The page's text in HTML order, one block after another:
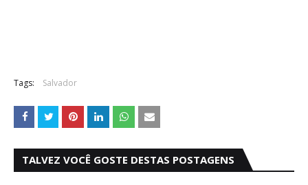
Tags: Salvador
TALVEZ VOCÊ GOSTE DESTAS POSTAGENS